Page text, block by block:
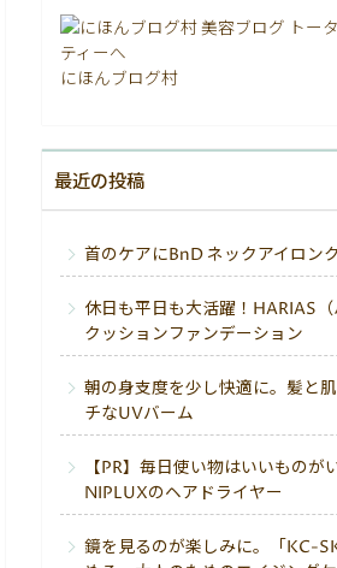
にほんブログ村
最近の投稿
首のケアにBnD ネックアイロン
休日も平日も大活躍！HARIAS（
クッションファンデーション
朝の身支度を少し快適に。髪と
チなUVバーム
【PR】毎日使い物はいいものが
NIPLUXのヘアドライヤー
鏡を見るのが楽しみに。「KC-